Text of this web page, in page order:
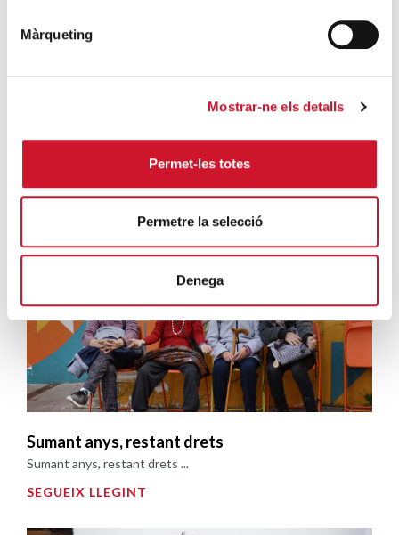
Màrqueting
Mostrar-ne els detalls
Permet-les totes
Permetre la selecció
Denega
créixer el Maresme
Campanyes solidàries
Sumant anys, restant drets
Sumant anys, restant drets ...
SEGUEIX LLEGINT